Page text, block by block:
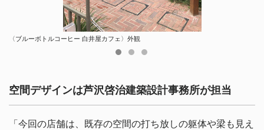
〈ブルーボトルコーヒー 白井屋カフェ〉外観
〈ブルーボトルコーヒー 白井屋カフェ〉外観（内覧会開催時）
開店前のカフェ外観（画面右側：石巻工房のベンチがスタッキングされている）
空間デザインは芦沢啓治建築設計事務所が担当
「今回の店舗は、既存の空間の打ち放しの躯体や梁も見え